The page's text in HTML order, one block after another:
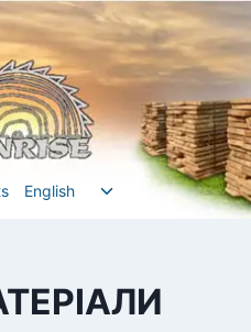
English
Перемкнути